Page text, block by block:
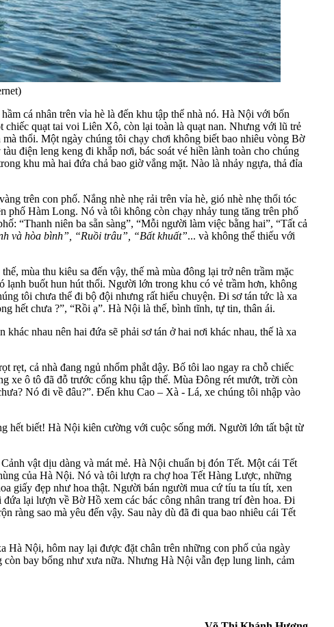
cá nhân trên vỉa hè là đến khu tập thể nhà nó. Hà Nội với bốn
chiếc quạt tai voi Liên Xô, còn lại toàn là quạt nan. Nhưng với lũ trẻ
thổi. Một ngày chúng tôi chạy chơi không biết bao nhiêu vòng Bờ
điện leng keng đi khắp nơi, bác soát vé hiền lành toàn cho chúng
khu mà hai đứa chả bao giờ vắng mặt. Nào là nhảy ngựa, thả đỉa
trên con phố. Nắng nhè nhẹ rải trên vỉa hè, gió nhè nhẹ thổi tóc
phố Hàm Long. Nó và tôi không còn chạy nhảy tung tăng trên phố
“Thanh niên ba sẵn sàng”, “Mỗi người làm việc bằng hai”, “Tất cả
và hòa bình”, “Ruồi trâu”, “Bất khuất”... và không thể thiếu với
mùa thu kiêu sa đến vậy, thế mà mùa đông lại trở nên trầm mặc
lạnh buốt hun hút thổi. Người lớn trong khu có vẻ trầm hơn, không
tôi chưa thể đi bộ đội nhưng rất hiểu chuyện. Đi sơ tán tức là xa
hết chưa ?”, “Rồi ạ”. Hà Nội là thế, bình tĩnh, tự tin, thân ái.
nhau nên hai đứa sẽ phải sơ tán ở hai nơi khác nhau, thế là xa
rẹt, cả nhà đang ngủ nhổm phắt dậy. Bố tôi lao ngay ra chỗ chiếc
xe ô tô đã đỗ trước cổng khu tập thể. Mùa Đông rét mướt, trời còn
Nó đi về đâu?”. Đến khu Cao – Xà - Lá, xe chúng tôi nhập vào
hết biết! Hà Nội kiên cường với cuộc sống mới. Người lớn tất bật từ
vật dịu dàng và mát mẻ. Hà Nội chuẩn bị đón Tết. Một cái Tết
của Hà Nội. Nó và tôi lượn ra chợ hoa Tết Hàng Lược, những
giấy đẹp như hoa thật. Người bán người mua cứ tíu ta tíu tít, xen
lại lượn về Bờ Hồ xem các bác công nhân trang trí đèn hoa. Đi
ràng sao mà yêu đến vậy. Sau này dù đã đi qua bao nhiêu cái Tết
Hà Nội, hôm nay lại được đặt chân trên những con phố của ngày
bay bổng như xưa nữa. Nhưng Hà Nội vẫn đẹp lung linh, cảm